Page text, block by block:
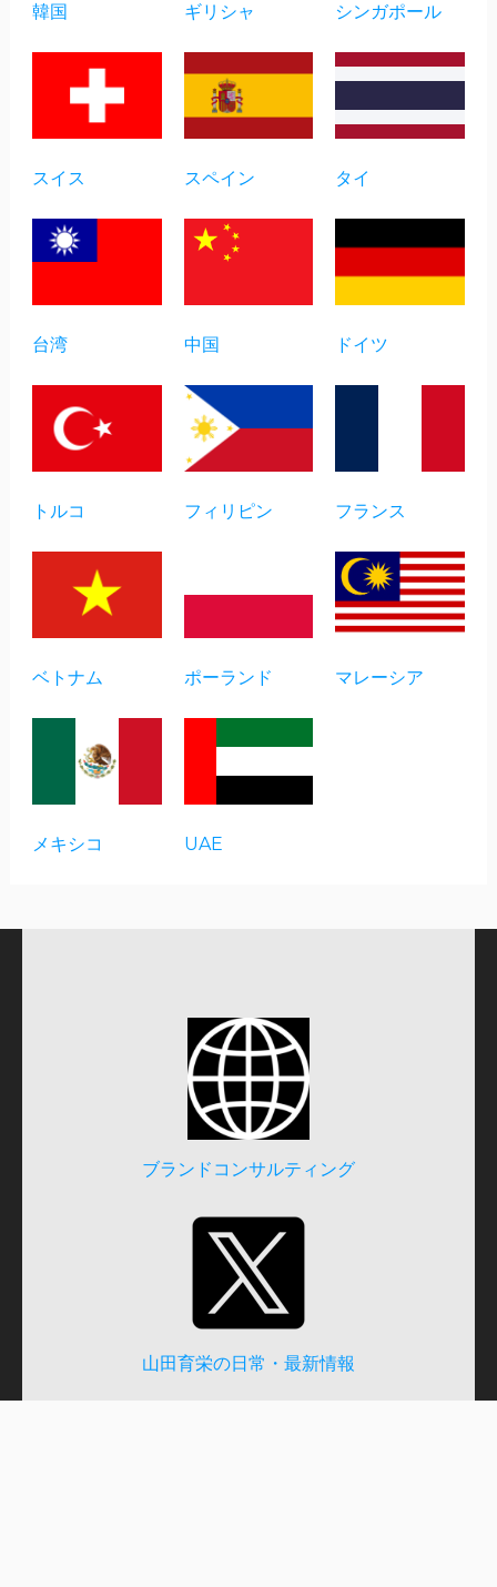
韓国 ギリシャ シンガポール
スイス スペイン タイ
台湾 中国 ドイツ
トルコ フィリピン フランス
ベトナム ポーランド マレーシア
メキシコ UAE
ブランドコンサルティング
山田育栄の日常・最新情報